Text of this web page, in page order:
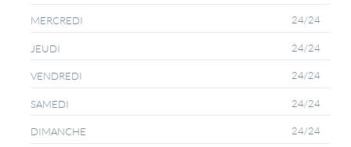
MERCREDI 24/24
JEUDI 24/24
VENDREDI 24/24
SAMEDI 24/24
DIMANCHE 24/24